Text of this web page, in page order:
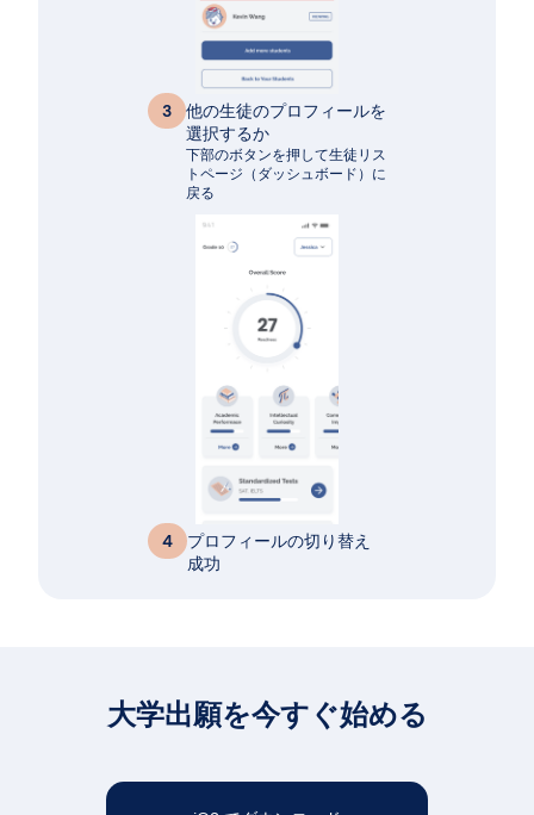
3
他の生徒のプロフィールを
選択するか
下部のボタンを押して生徒リス
トページ（ダッシュボード）に
戻る
4
プロフィールの切り替え
成功
大学出願を今すぐ始める